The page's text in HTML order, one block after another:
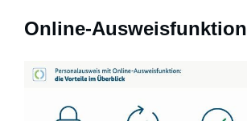
Online-Ausweisfunktion